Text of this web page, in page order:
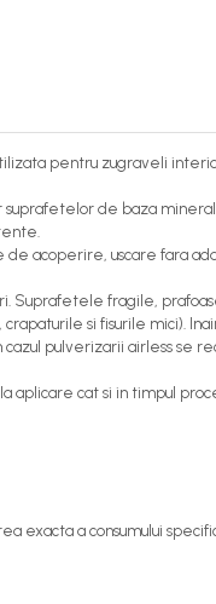
pentru zugraveli
de baza
acoperire, uscare fara
Suprafetele fragile,
si fisurile mici).
pulverizarii airless se
cat si in timpul
exacta a consumului